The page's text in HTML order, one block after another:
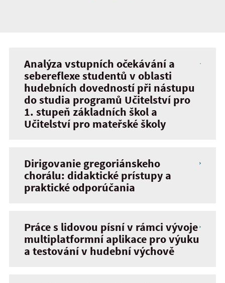
Analýza vstupních očekávání a
sebereflexe studentů v oblasti
hudebních dovedností při nástupu
do studia programů Učitelství pro
1. stupeň základních škol a
Učitelství pro mateřské školy
Dirigovanie gregoriánskeho
chorálu: didaktické prístupy a
praktické odporúčania
Práce s lidovou písní v rámci vývoje
multiplatformní aplikace pro výuku
a testování v hudební výchově